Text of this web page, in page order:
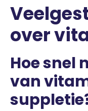
over
Hoe snel
van